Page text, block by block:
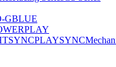
GBLUE
PLAYSYNC